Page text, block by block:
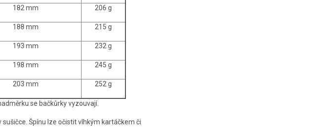
182 mm 206 g
188 mm 215 g
193 mm 232 g
198 mm 245 g
203 mm 252 g
se bačkůrky vyzouvají.
Špínu lze očistit vlhkým kartáčkem či